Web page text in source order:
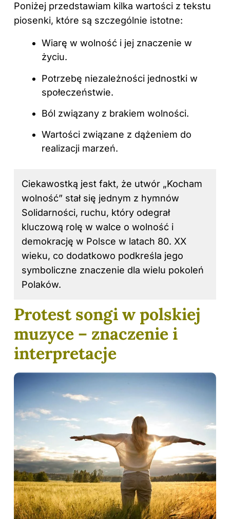
Poniżej przedstawiam kilka wartości z tekstu
piosenki, które są szczególnie istotne:
Wiarę w wolność i jej znaczenie w
życiu.
Potrzebę niezależności jednostki w
społeczeństwie.
Ból związany z brakiem wolności.
Wartości związane z dążeniem do
realizacji marzeń.
Ciekawostką jest fakt, że utwór „Kocham
wolność” stał się jednym z hymnów
Solidarności, ruchu, który odegrał
kluczową rolę w walce o wolność i
demokrację w Polsce w latach 80. XX
wieku, co dodatkowo podkreśla jego
symboliczne znaczenie dla wielu pokoleń
Polaków.
Protest songi w polskiej
muzyce – znaczenie i
interpretacje